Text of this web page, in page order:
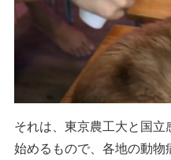
それは、東京農工大と国
始めるもので、各地の動